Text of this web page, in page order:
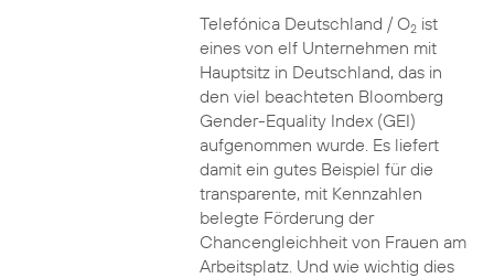
Telefónica Deutschland / O2ist
eines von elf Unternehmen mit
Hauptsitz in Deutschland, das in
den viel beachteten Bloomberg
Gender-Equality Index (GEI)
aufgenommen wurde. Es liefert
damit ein gutes Beispiel für die
transparente, mit Kennzahlen
belegte Förderung der
Chancengleichheit von Frauen am
Arbeitsplatz. Und wie wichtig dies